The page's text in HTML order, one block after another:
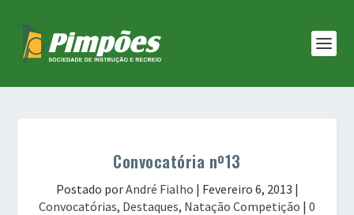
Convocatória nº13
Postado porAndré Fialho | Fevereiro 6, 2013 |
Convocatórias, Destaques, Natação Competição | 0